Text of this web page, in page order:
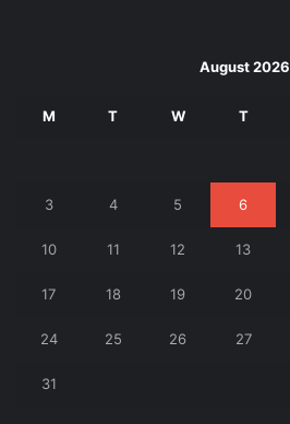
August 2026
M T W T
3 4 5 6
10 11 12 13
17 18 19 20
24 25 26 27
31